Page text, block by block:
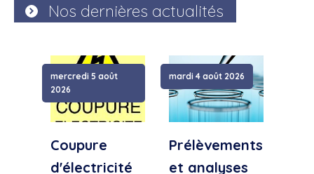
Nos dernières actualités
mercredi 5 août
2026
Coupure
d'électricité
mardi 4 août 2026
Prélèvements
et analyses